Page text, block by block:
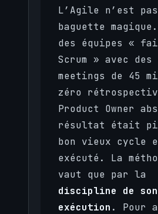
L’Agile n’est
baguette
des équipes «
Scrum » avec
meetings de 45
zéro
Product Owner
résultat était
bon vieux cycle
exécuté. La
vaut que par la
discipline de son
exécution . Pour